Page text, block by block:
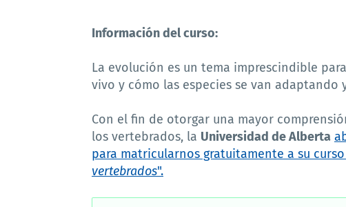
Información del curso:
La evolución es un tema imprescindible
vivo y cómo las especies se van
Con el fin de otorgar una mayor
los vertebrados, la Universidad de Alberta
para matricularnos gratuitamente a su
vertebrados".